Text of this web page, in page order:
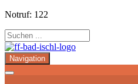
Notruf: 122
Navigation